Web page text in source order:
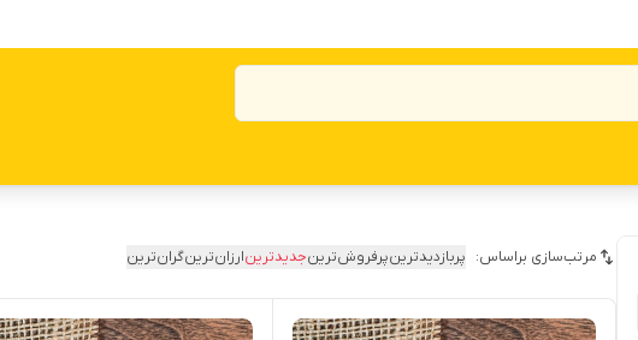
مرتب‌سازی براساس: پربازدیدترینپرفروش‌ترینجدیدترینارزان‌ترینگران‌ترین